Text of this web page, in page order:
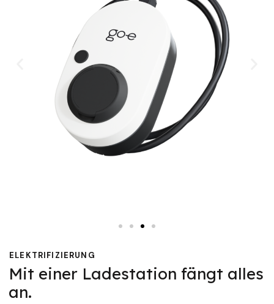
ELEKTRIFIZIERUNG
Mit einer Ladestation fängt alles
an.